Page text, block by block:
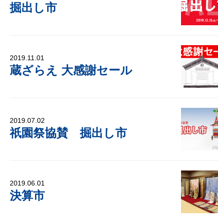
掘出し市
2019.11.01
蔵ざらえ 大感謝セール
2019.07.02
祇園祭協賛 掘出し市
2019.06.01
決算市